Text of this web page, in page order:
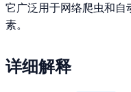
它广泛用于网络爬虫和
素。
详细解释